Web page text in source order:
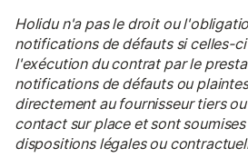
Holidu n'a pas le droit ou
notifications de défauts si celles-
l'exécution du contrat par le
notifications de défauts ou
directement au fournisseur tiers
contact sur place et sont
dispositions légales ou